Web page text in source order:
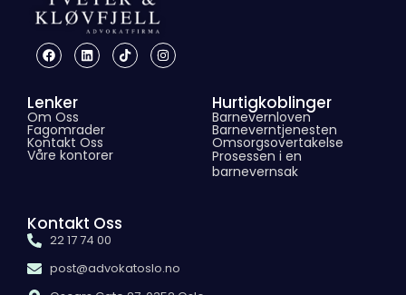
Lenker
Om Oss
Fagomrader
Kontakt Oss
Våre kontorer
Hurtigkoblinger
Barnevernloven
Barneverntjenesten
Omsorgsovertakelse
Prosessen i en
barnevernsak
Kontakt Oss
22 17 74 00
post@advokatoslo.no